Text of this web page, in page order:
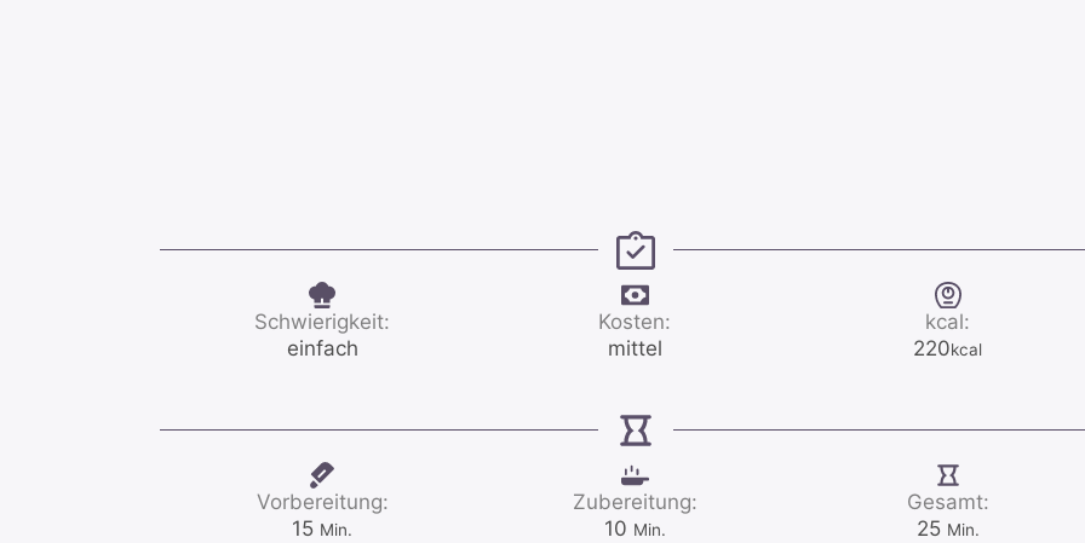
Schwierigkeit:
einfach
Kosten:
mittel
kcal:
220kcal
Vorbereitung:
15Minuten
Min.
Zubereitung:
10Minuten
Min.
Gesamt:
25Minuten
Min.